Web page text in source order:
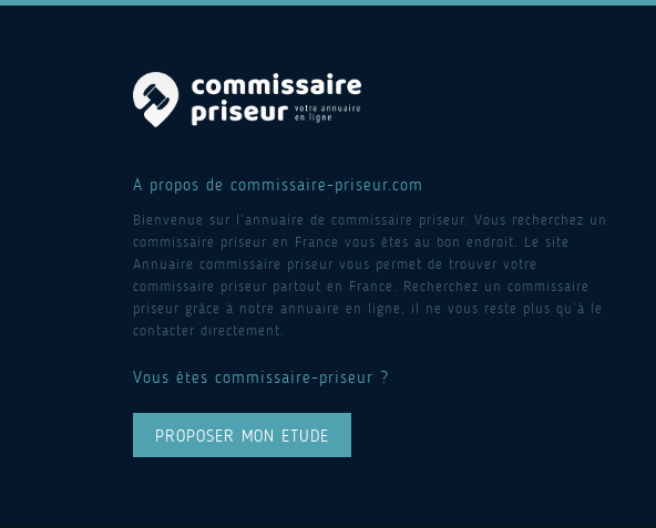
A propos de commissaire-priseur.com
Bienvenue sur l’annuaire de commissaire priseur. Vous recherchez un
commissaire priseur en France vous êtes au bon endroit. Le site
Annuaire commissaire priseur vous permet de trouver votre
commissaire priseur partout en France. Recherchez un commissaire
priseur grâce à notre annuaire en ligne, il ne vous reste plus qu’à le
contacter directement.
Vous êtes commissaire-priseur ?
PROPOSER MON ETUDE